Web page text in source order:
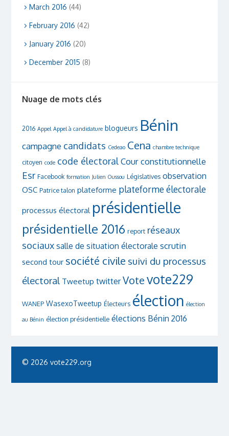
March 2016 (44)
February 2016 (42)
January 2016 (20)
December 2015 (8)
Nuage de mots clés
2016 Appel Appel à candidature blogueurs Bénin
campagne candidats Cedeao Cena chambre technique
citoyen code code électoral Cour constitutionnelle
Esr Facebook formation Julien Oussou Législatives observation
OSC Patrice talon plateforme plateforme électorale
processus électoral présidentielle
présidentielle 2016 report réseaux
sociaux salle de situation électorale scrutin
second tour société civile suivi du processus
électoral Tweetup twitter Votevote229
WANEP WasexoTweetup Électeurs élection élection
au Bénin élection présidentielle élections Bénin 2016
© 2026 vote229.org